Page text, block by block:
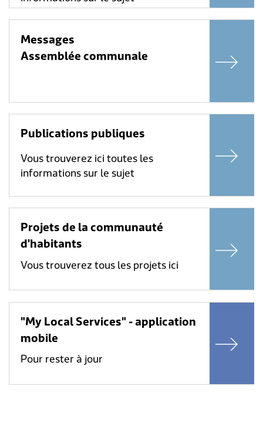
Messages
Assemblée communale
Publications publiques
Vous trouverez ici toutes les
informations sur le sujet
Projets de la communauté
d'habitants
Vous trouverez tous les projets ici
"My Local Services" - application
mobile
Pour rester à jour